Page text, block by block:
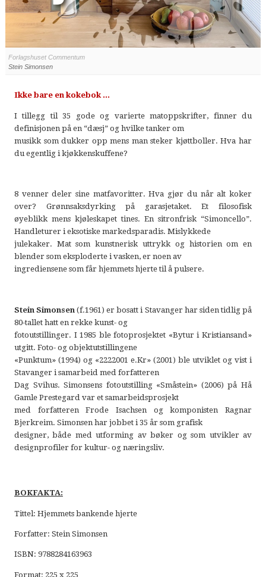
Forlagshuset Commentum
Stein Simonsen
Ikke bare en kokebok ...
I tillegg til 35 gode og varierte matoppskrifter, finner du
definisjonen på en “dæsj” og hvilke tanker om
musikk som dukker opp mens man steker kjøttboller. Hva har
du egentlig i kjøkkenskuffene?
8 venner deler sine matfavoritter. Hva gjør du når alt koker
over? Grønnsaksdyrking på garasjetaket. Et filosofisk
øyeblikk mens kjøleskapet tines. En sitronfrisk “Simoncello”.
Handleturer i eksotiske markedsparadis. Mislykkede
julekaker. Mat som kunstnerisk uttrykk og historien om en
blender som eksploderte i vasken, er noen av
ingrediensene som får hjemmets hjerte til å pulsere.
Stein Simonsen (f.1961) er bosatt i Stavanger har siden tidlig på
80-tallet hatt en rekke kunst- og
fotoutstillinger. I 1985 ble fotoprosjektet «Bytur i Kristiansand»
utgitt. Foto- og objektutstillingene
«Punktum» (1994) og «2222001 e.Kr» (2001) ble utviklet og vist i
Stavanger i samarbeid med forfatteren
Dag Svihus. Simonsens fotoutstilling «Småstein» (2006) på Hå
Gamle Prestegard var et samarbeidsprosjekt
med forfatteren Frode Isachsen og komponisten Ragnar
Bjerkreim. Simonsen har jobbet i 35 år som grafisk
designer, både med utforming av bøker og som utvikler av
designprofiler for kultur- og næringsliv.
BOKFAKTA:
Tittel: Hjemmets bankende hjerte
Forfatter: Stein Simonsen
ISBN: 9788284163963
Format: 225 x 225